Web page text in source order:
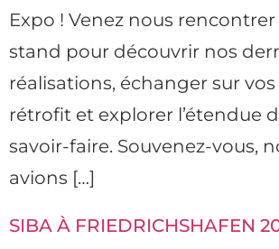
Expo ! Venez nous
stand pour découvrir nos
réalisations, échanger sur
rétrofit et explorer l’étendue
savoir-faire. Souvenez-vous,
avions […]
SIBA À FRIEDRICHSHAFEN